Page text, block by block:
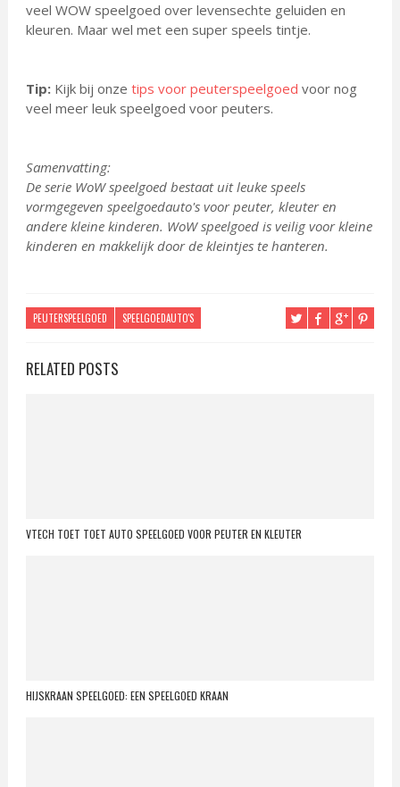
veel WOW speelgoed over levensechte geluiden en
kleuren. Maar wel met een super speels tintje.
Tip:Kijk bij onze tips voor peuterspeelgoed voor nog
veel meer leuk speelgoed voor peuters.
Samenvatting:
De serie WoW speelgoed bestaat uit leuke speels
vormgegeven speelgoedauto's voor peuter, kleuter en
andere kleine kinderen. WoW speelgoed is veilig voor kleine
kinderen en makkelijk door de kleintjes te hanteren.
PEUTERSPEELGOED SPEELGOEDAUTO'S
RELATED POSTS
VTECH TOET TOET AUTO SPEELGOED VOOR PEUTER EN KLEUTER
HIJSKRAAN SPEELGOED: EEN SPEELGOED KRAAN